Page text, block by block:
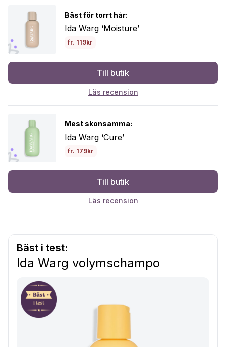
Bäst för torrt hår:
Ida Warg ‘Moisture’
fr. 119kr
Till butik
Läs recension
Mest skonsamma:
Ida Warg ‘Cure’
fr. 179kr
Till butik
Läs recension
Bäst i test:
Ida Warg volymschampo